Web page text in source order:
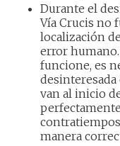
Durante el
Vía Crucis no
localización
error humano.
funcione, es
desinteresada
van al inicio
manera